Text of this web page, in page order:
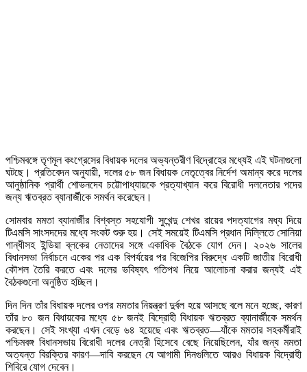
পশ্চিমবঙ্গে তৃণমূল কংগ্রেসের বিধায়ক দলের অভ্যন্তরীণ বিদ্রোহের মধ্যেই এই ঘটনাগুলো
ঘটছে। প্রতিবেদন অনুযায়ী, দলের ৫৮ জন বিধায়ক নেতৃত্বের নির্দেশ অমান্য করে দলের
আনুষ্ঠানিক প্রার্থী শোভনদেব চট্টোপাধ্যায়কে প্রত্যাখ্যান করে বিরোধী দলনেতার পদের
জন্য ঋতব্রত ব্যানার্জীকে সমর্থন করেছেন।
সোমবার মমতা ব্যানার্জীর বিশ্বস্ত সহযোগী সুখেন্দু শেখর রায়ের পদত্যাগের মধ্য দিয়ে
টিএমসি সাংসদদের মধ্যে সংকট শুরু হয়। সেই সময়েই টিএমসি প্রধান দিল্লিতে সোনিয়া
গান্ধীসহ ইন্ডিয়া ব্লকের নেতাদের সঙ্গে একাধিক বৈঠকে যোগ দেন। ২০২৬ সালের
বিধানসভা নির্বাচনে একের পর এক বিপর্যয়ের পর বিজেপির বিরুদ্ধে একটি জাতীয় বিরোধী
কৌশল তৈরি করতে এবং দলের ভবিষ্যৎ গতিপথ নিয়ে আলোচনা করার জন্যই এই
বৈঠকগুলো অনুষ্ঠিত হচ্ছিল।
দিন দিন তাঁর বিধায়ক দলের ওপর মমতার নিয়ন্ত্রণ দুর্বল হয়ে আসছে বলে মনে হচ্ছে, কারণ
তাঁর ৮০ জন বিধায়কের মধ্যে ৫৮ জনই বিদ্রোহী বিধায়ক ঋতব্রত ব্যানার্জীকে সমর্থন
করছেন। সেই সংখ্যা এখন বেড়ে ৬৪ হয়েছে এবং ঋতব্রত—যাঁকে মমতার সহকর্মীরাই
পশ্চিমবঙ্গ বিধানসভায় বিরোধী দলের নেত্রী হিসেবে বেছে নিয়েছিলেন, যাঁর জন্য মমতা
অত্যন্ত বিরক্তির কারণ—দাবি করছেন যে আগামী দিনগুলিতে আরও বিধায়ক বিদ্রোহী
শিবিরে যোগ দেবেন।